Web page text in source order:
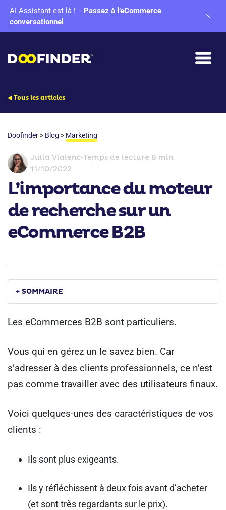
AI Assistant est là ! - Passez à l’eCommerce
conversationnel
Tous les articles
Doofinder > Blog > Marketing
Julia Vialenc•Temps de lecture 8 min
11/10/2022
L’importance du moteur
de recherche sur un
eCommerce B2B
+ SOMMAIRE
Les eCommerces B2B sont particuliers.
Vous qui en gérez un le savez bien. Car
s’adresser à des clients professionnels, ce n’est
pas comme travailler avec des utilisateurs finaux.
Voici quelques-unes des caractéristiques de vos
clients :
Ils sont plus exigeants.
Ils y réfléchissent à deux fois avant d’acheter
(et sont très regardants sur le prix).